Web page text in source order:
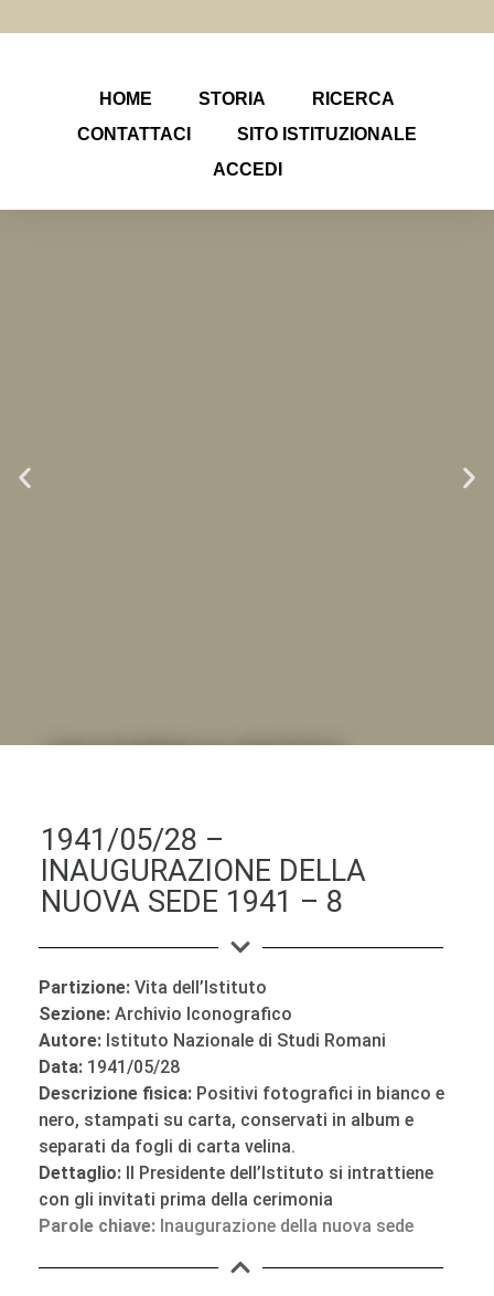
HOME STORIA
RICERCA
CONTATTACI
SITO ISTITUZIONALE
ACCEDI
1941/05/28 –
INAUGURAZIONE DELLA
NUOVA SEDE 1941 – 8
Partizione: Vita dell’Istituto
Sezione: Archivio Iconografico
Autore: Istituto Nazionale di Studi Romani
Data: 1941/05/28
Descrizione fisica: Positivi fotografici in bianco e
nero, stampati su carta, conservati in album e
separati da fogli di carta velina.
Dettaglio: Il Presidente dell’Istituto si intrattiene
con gli invitati prima della cerimonia
Parole chiave: Inaugurazione della nuova sede